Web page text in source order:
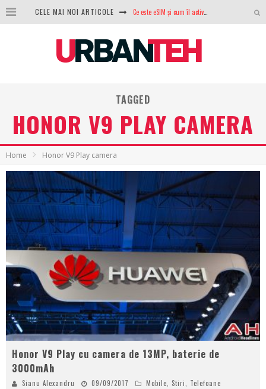
CELE MAI NOI ARTICOLE
Analiza producției fotovoltaice în România – cât produce un sistem solar pe timp de iarnă?
GTA VI poate fi precomandat oficial. Rockstar dezvăluie edițiile oficiale și bonusurile pe care le primești
TAGGED
HONOR V9 PLAY CAMERA
Home Honor V9 Play camera
Honor V9 Play cu camera de 13MP, baterie de
3000mAh
Sianu Alexandru 09/09/2017 Mobile, Stiri, Telefoane